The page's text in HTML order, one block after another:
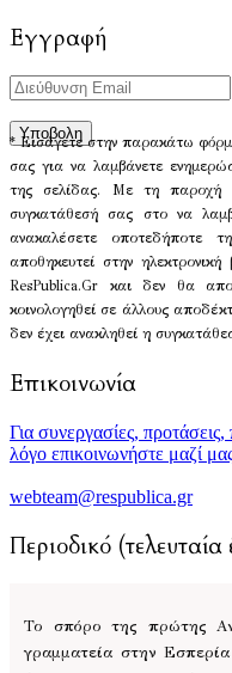
Εγγραφή
* Εισάγετε στην παρακάτω
σας για να λαμβάνετε
της σελίδας. Με τη παροχή
συγκατάθεσή σας στο να
ανακαλέσετε
αποθηκευτεί στην
ResPublica.Gr και δεν θα
κοινολογηθεί σε άλλους
δεν έχει ανακληθεί η
Επικοινωνία
Για συνεργασίες,
λόγο επικοινωνήστε μαζί
webteam@respublica.gr
Περιοδικό (τελευταία
Το σπόρο της πρώτης
γραμματεία στην